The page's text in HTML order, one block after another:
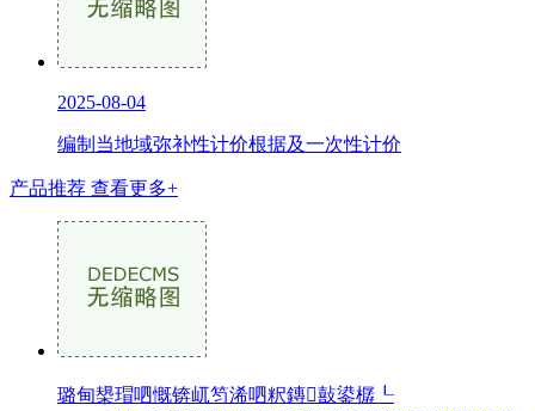
2025-08-04
编制当地域弥补性计价根据及一次性计价
产品推荐 查看更多+
璐甸槼瑁呬慨锛屼笉浠呬粎鏄敼鍙樼┖